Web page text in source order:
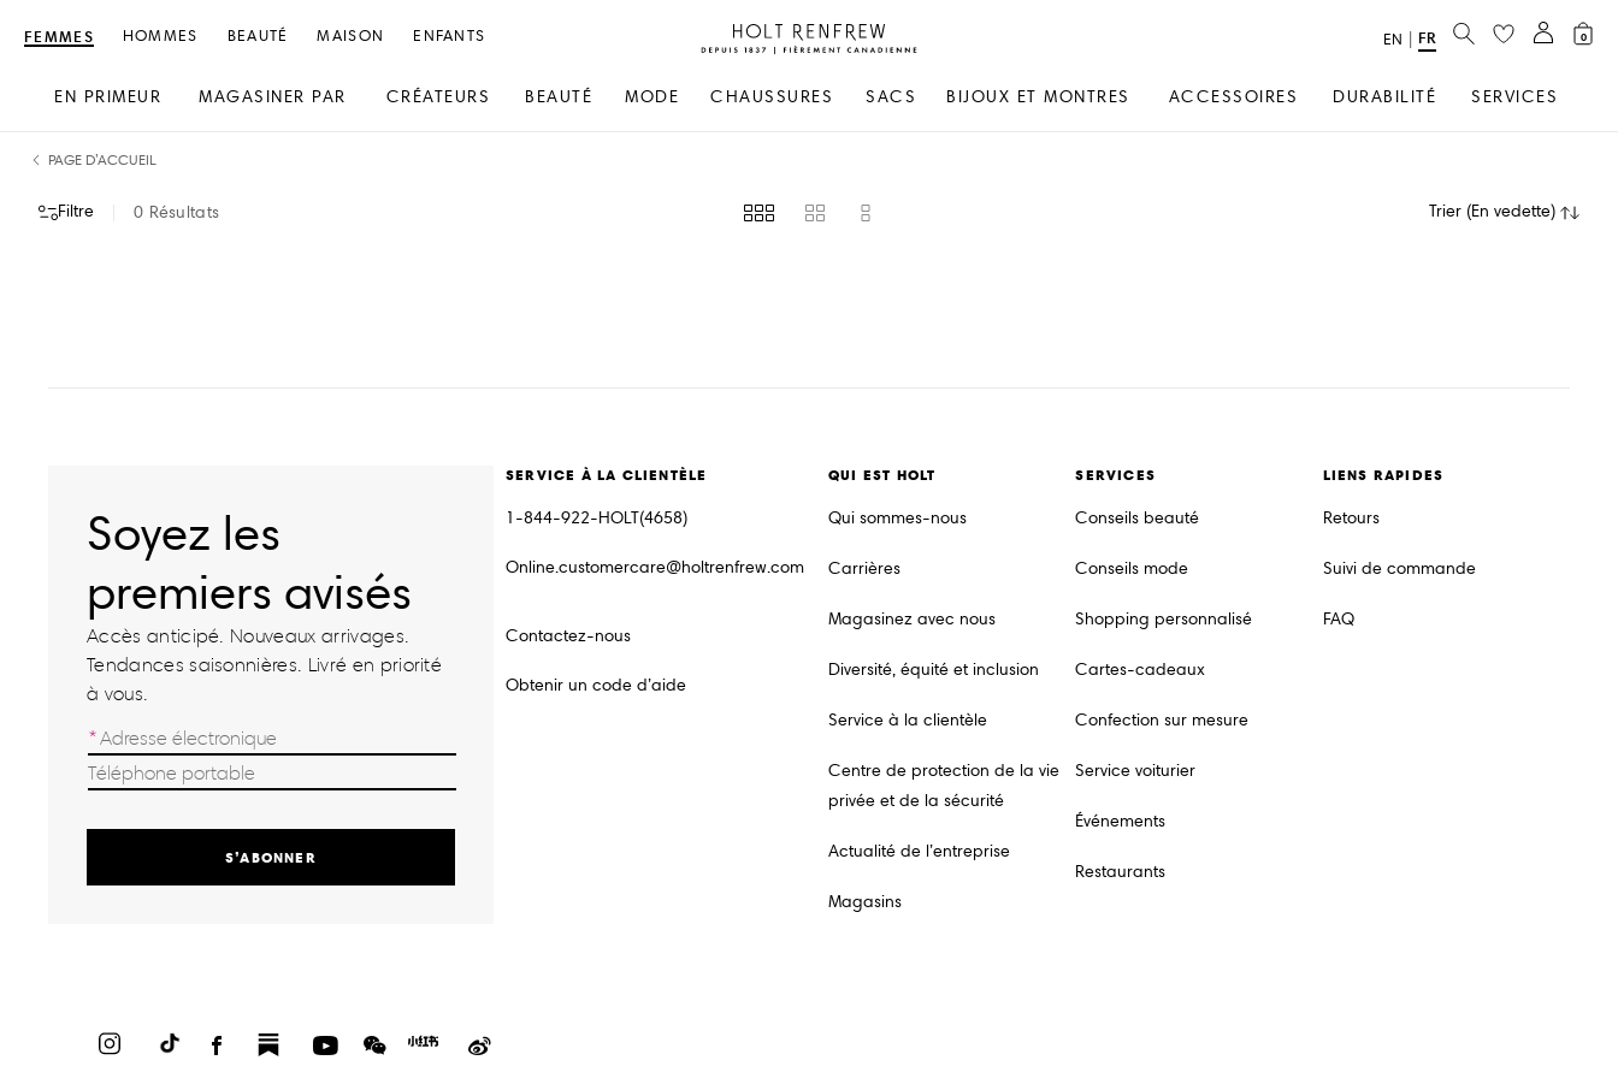
Fierement
FEMMES
EN PRIMEUR MAGASINER PAR CRÉATEURS BEAUTÉ MODE CHAUSSURES SACS BIJOUX ET MONTRES ACCESSOIRES DURABILITÉ SERVICES
HOMMES BEAUTÉ MAISON ENFANTS text.language
EN FR RECHERCHER
0
PAGE D’ACCUEIL
Filtre 0 Résultats Trier (En vedette)
Soyez les
premiers avisés
Accès anticipé. Nouveaux arrivages.
Tendances saisonnières. Livré en priorité
à vous.
S’ABONNER
SERVICE À LA CLIENTÈLE
1-844-922-HOLT(4658)
Online.customercare@holtrenfrew.com
Contactez-nous
Obtenir un code d’aide
QUI EST HOLT
Qui sommes-nous
Carrières
Magasinez avec nous
Diversité, équité et inclusion
Service à la clientèle
Centre de protection de la vie
privée et de la sécurité
Actualité de l’entreprise
Magasins
SERVICES
Conseils beauté
Conseils mode
Shopping personnalisé
Cartes-cadeaux
Confection sur mesure
Service voiturier
Événements
Restaurants
LIENS RAPIDES
Retours
Suivi de commande
FAQ
Instagram
TikTok Facebook
SubstackYouTubeWeChat
Red
Weibo